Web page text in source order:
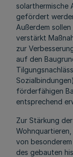
solarthermische
gefördert
Außerdem
verstärkt
zur
auf den
förderfähigen
entsprechend
Zur Stärkung
von
des gebauten